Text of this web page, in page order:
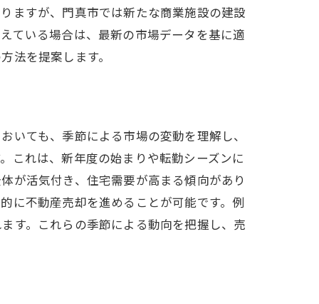
ますが、門真市では新たな商業施設の建設
ている場合は、最新の市場データを基に適
法を提案します。
ても、季節による市場の変動を理解し、
これは、新年度の始まりや転勤シーズンに
が活気付き、住宅需要が高まる傾向があり
に不動産売却を進めることが可能です。例
す。これらの季節による動向を把握し、売